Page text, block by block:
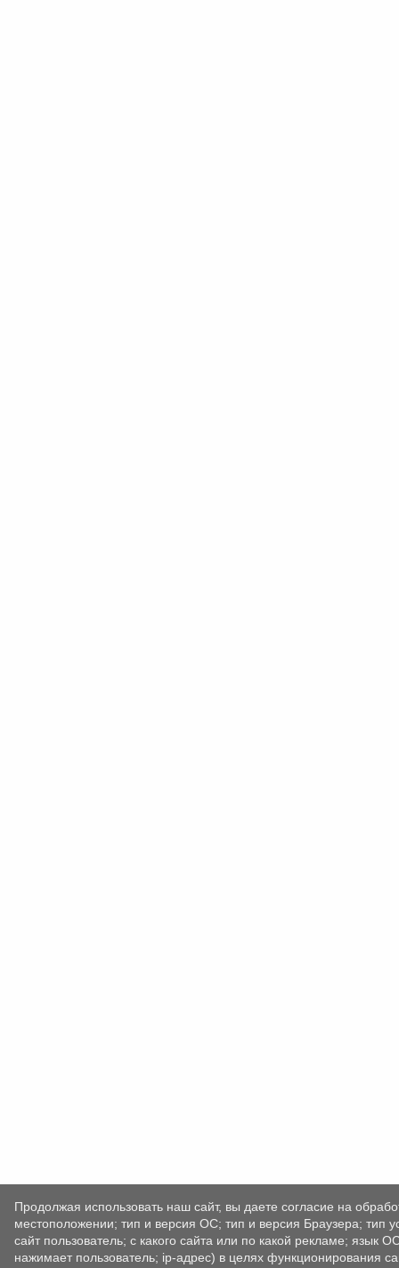
Продолжая использовать наш сайт, вы даете согласие на
местоположении; тип и версия ОС; тип и версия Браузера; тип
сайт пользователь; с какого сайта или по какой рекламе; язык
нажимает пользователь; ip-адрес) в целях функционирования